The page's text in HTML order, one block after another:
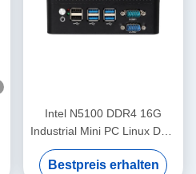
Intel N5100 DDR4 16G
Industrial Mini PC Linux Dual
LAN 4COM für KIOSK
Digitale Beschilderung
Bestpreis erhalten